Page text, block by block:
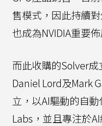
售模式，因此持續
也成為NVIDIA重要
而此收購的Solver
Daniel Lord及Mark
立，以AI驅動的自
Labs，並且專注於